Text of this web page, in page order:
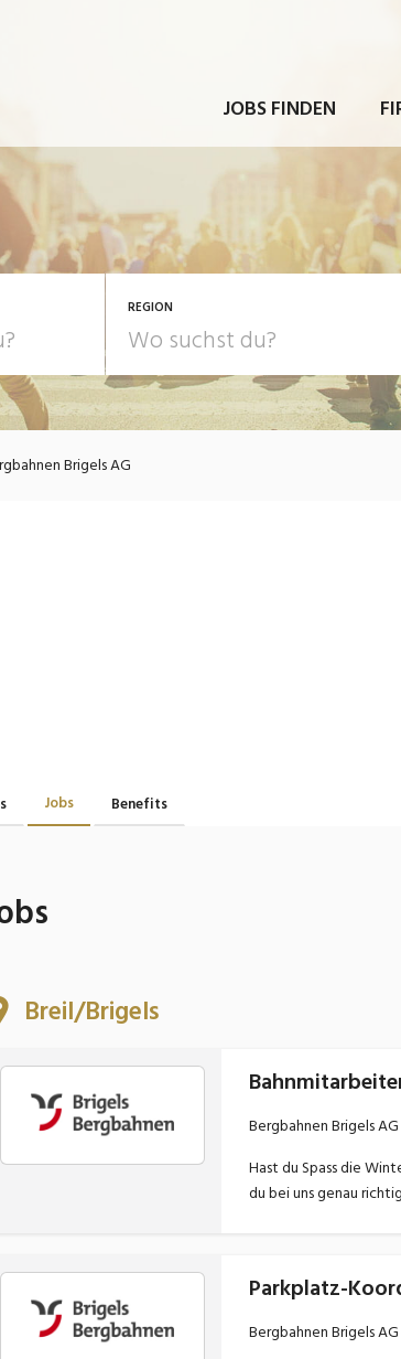
JOBS FINDEN
REGION
Brigels AG
Jobs Benefits
Breil/Brigels
Bergbahnen Brigels AG
Hast du Spass die
du bei uns genau
Bergbahnen Brigels AG